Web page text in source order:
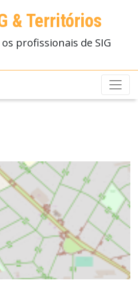
& Territórios
profissionais de SIG